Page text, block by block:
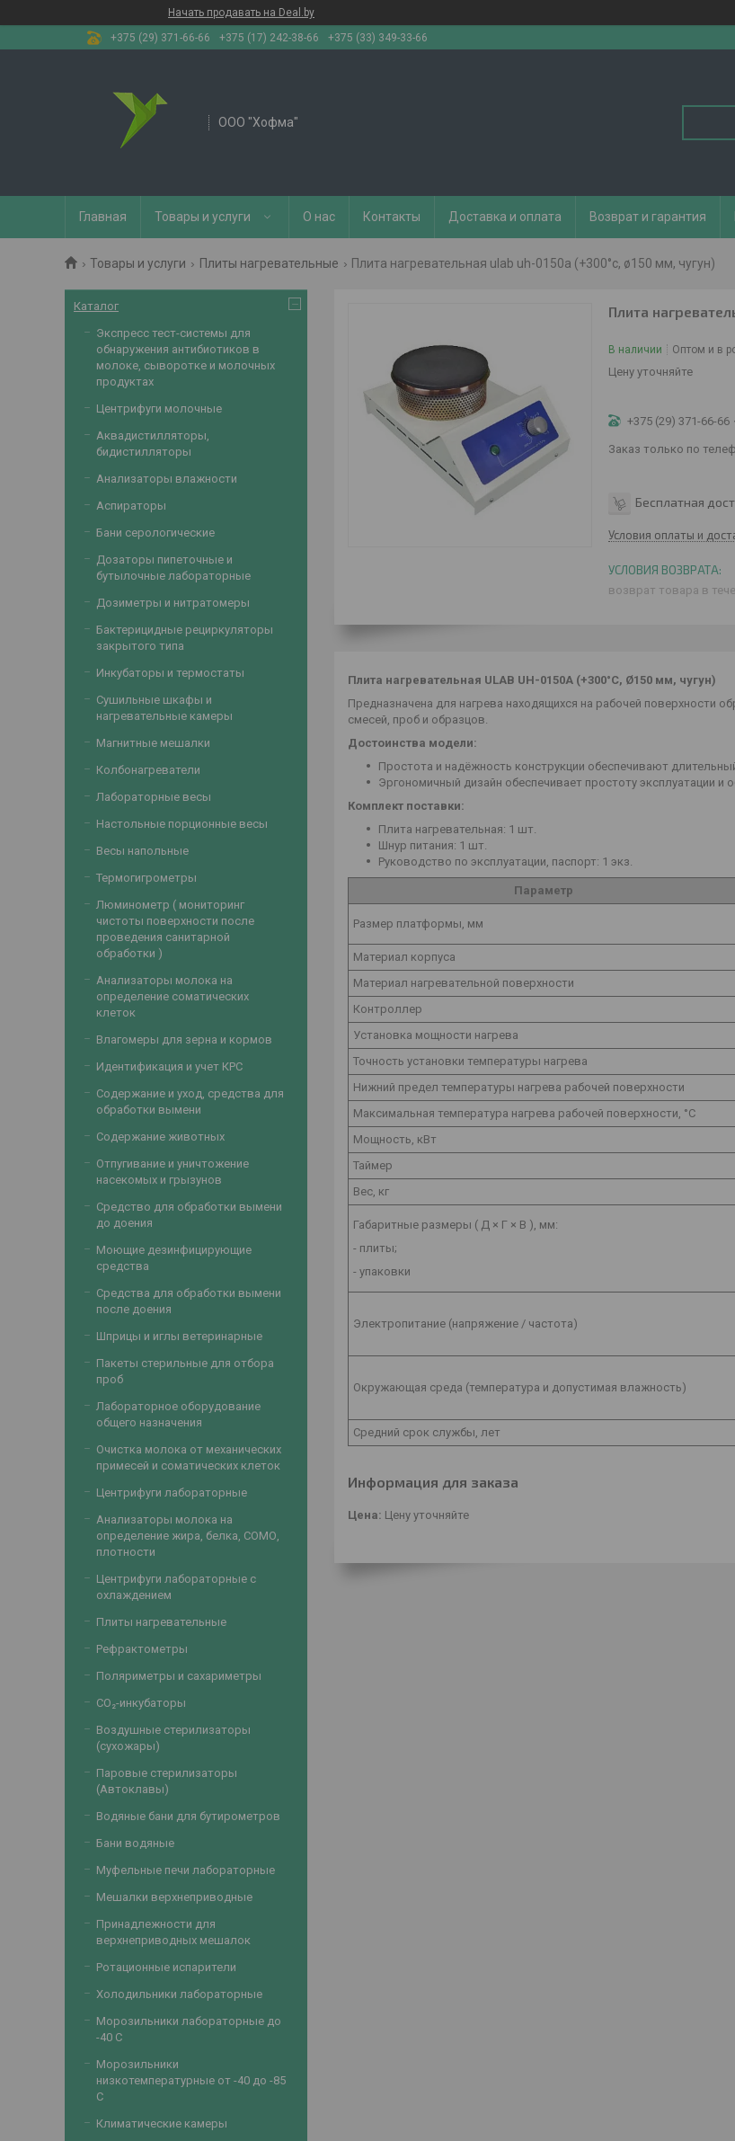
Начать продавать на Deal.by
+375 (29) 371-66-66
+375 (17) 242-38-66 +375 (33) 349-33-66
OOO "Хофма"
Главная Товары и услуги О нас Контакты Доставка и оплата Возврат и гарантия
Товары и услуги Плиты нагревательные Плита нагревательная ulab uh-0150a (+300°с, ø150 мм, чугун)
Плита
В наличии Оптом и в
Цену уточняйте
+375 (29) 371-66-66
Заказ только по
Бесплатная
Условия оплаты и
возврат товара в
Плита нагревательная ULAB UH-0150A (+300°С, Ø150 мм, чугун)
Предназначена для нагрева находящихся на рабочей поверхности
смесей, проб и образцов.
Достоинства модели:
Простота и надёжность конструкции обеспечивают
Эргономичный дизайн обеспечивает простоту эксплуатации и
Комплект поставки:
Плита нагревательная: 1 шт.
Шнур питания: 1 шт.
Руководство по эксплуатации, паспорт: 1 экз.
Параметр
Размер платформы, мм
Материал корпуса
Материал нагревательной поверхности
Контроллер
Установка мощности нагрева
Точность установки температуры нагрева
Нижний предел температуры нагрева рабочей поверхности
Максимальная температура нагрева рабочей поверхности, °С
Мощность, кВт
Таймер
Вес, кг
Габаритные размеры ( Д × Г × В ), мм:
- плиты;
- упаковки
Электропитание (напряжение / частота)
Окружающая среда (температура и допустимая влажность)
Средний срок службы, лет
Информация для заказа
Цена: Цену уточняйте
Каталог
Экспресс тест-системы для
обнаружения антибиотиков в
молоке, сыворотке и молочных
продуктах
Центрифуги молочные
Аквадистилляторы,
бидистилляторы
Анализаторы влажности
Аспираторы
Бани серологические
Дозаторы пипеточные и
бутылочные лабораторные
Дозиметры и нитратомеры
Бактерицидные рециркуляторы
закрытого типа
Инкубаторы и термостаты
Сушильные шкафы и
нагревательные камеры
Магнитные мешалки
Колбонагреватели
Лабораторные весы
Настольные порционные весы
Весы напольные
Термогигрометры
Люминометр ( мониторинг
чистоты поверхности после
проведения санитарной
обработки )
Анализаторы молока на
определение соматических
клеток
Влагомеры для зерна и кормов
Идентификация и учет КРС
Содержание и уход, средства для
обработки вымени
Содержание животных
Отпугивание и уничтожение
насекомых и грызунов
Средство для обработки вымени
до доения
Моющие дезинфицирующие
средства
Средства для обработки вымени
после доения
Шприцы и иглы ветеринарные
Пакеты стерильные для отбора
проб
Лабораторное оборудование
общего назначения
Очистка молока от механических
примесей и соматических клеток
Центрифуги лабораторные
Анализаторы молока на
определение жира, белка, СОМО,
плотности
Центрифуги лабораторные с
охлаждением
Плиты нагревательные
Рефрактометры
Поляриметры и сахариметры
CO₂-инкубаторы
Воздушные стерилизаторы
(сухожары)
Паровые стерилизаторы
(Автоклавы)
Водяные бани для бутирометров
Бани водяные
Муфельные печи лабораторные
Мешалки верхнеприводные
Принадлежности для
верхнеприводных мешалок
Ротационные испарители
Холодильники лабораторные
Морозильники лабораторные до
-40 С
Морозильники
низкотемпературные от -40 до -85
С
Климатические камеры